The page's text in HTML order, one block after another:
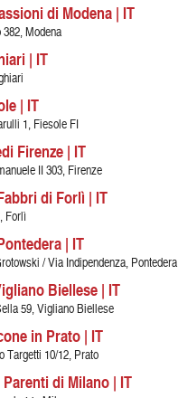
di Modena | IT
Modena
| IT
| IT
1, Fiesole FI
Firenze | IT
II 303, Firenze
di Forlì | IT
Forlì
| IT
/ Via Indipendenza, Pontedera
Biellese | IT
59, Vigliano Biellese
in Prato | IT
Targetti 10/12, Prato
di Milano | IT